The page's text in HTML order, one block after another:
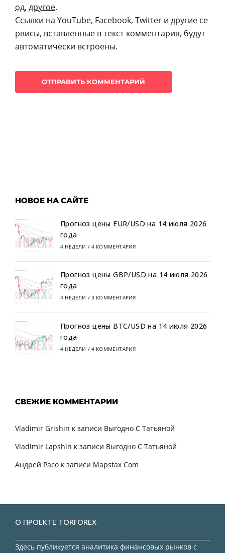
од, другое.
Ссылки на YouTube, Facebook, Twitter и другие се
рвисы, вставленные в текст комментария, будут
автоматически встроены.
НОВОЕ НА САЙТЕ
Прогноз цены EUR/USD на 14 июля 2026
года
4 НЕДЕЛИ / 4 КОММЕНТАРИЯ
Прогноз цены GBP/USD на 14 июля 2026
года
4 НЕДЕЛИ / 3 КОММЕНТАРИЯ
Прогноз цены BTC/USD на 14 июля 2026
года
4 НЕДЕЛИ / 4 КОММЕНТАРИЯ
СВЕЖИЕ КОММЕНТАРИИ
Vladimir Grishin к записи Выгодно С Татьяной
Vladimir Lapshin к записи Выгодно С Татьяной
Андрей Расо к записи Mapstax Com
О ПРОЕКТЕ TORFOREX
Здесь публикуется аналитика финансовых рынков с